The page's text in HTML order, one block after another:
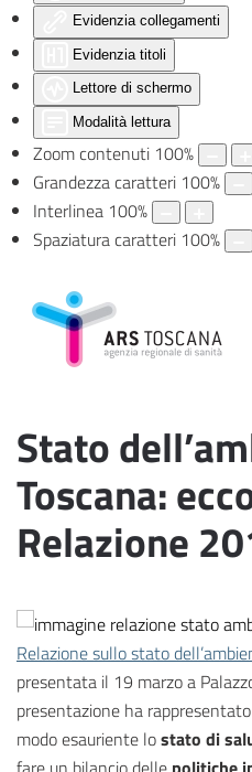
Evidenzia collegamenti
Evidenzia titoli
Lettore di schermo
Modalità lettura
Zoom contenuti 100%
Grandezza caratteri 100%
Interlinea 100%
Spaziatura caratteri 100%
Stato
Toscana:
Relazione
Relazione sullo stato
presentata il 19 marzo a
presentazione ha
modo esauriente lostato di